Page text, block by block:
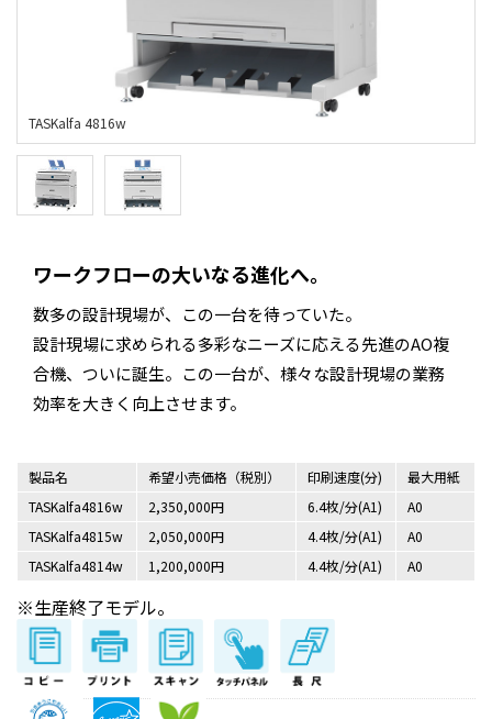
ワークフローの大いなる進化へ。
数多の設計現場が、この一台を待っていた。
設計現場に求められる多彩なニーズに応える先進のAO複
合機、ついに誕生。この一台が、様々な設計現場の業務
効率を大きく向上させます。
製品名 希望小売価格（税別） 印刷速度(分)
最大用紙
TASKalfa4816w
2,350,000円 6.4枚/分(A1)
A0
TASKalfa4815w
2,050,000円 4.4枚/分(A1)
A0
TASKalfa4814w
1,200,000円 4.4枚/分(A1) A0
※生産終了モデル。